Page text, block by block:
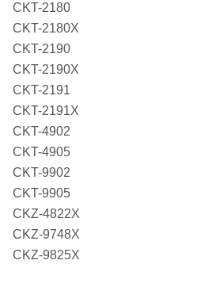
CKT-2180
CKT-2180X
CKT-2190
CKT-2190X
CKT-2191
CKT-2191X
CKT-4902
CKT-4905
CKT-9902
CKT-9905
CKZ-4822X
CKZ-9748X
CKZ-9825X